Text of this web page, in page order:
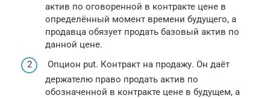
актив по оговоренной в контракте цене в
определённый момент времени будущего, а
продавца обязует продать базовый актив по
данной цене.
Опцион put. Контракт на продажу. Он даёт
держателю право продать актив по
обозначенной в контракте цене в будущем, а